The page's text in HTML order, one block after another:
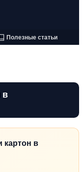
Полезные статьи
в
картон в